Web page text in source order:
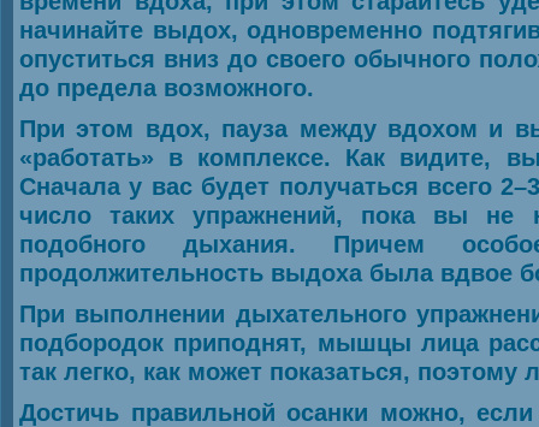
начинайте выдох, одновременно
опуститься вниз до своего обычного
до предела возможного.
При этом вдох, пауза между вдохом и
«работать» в комплексе. Как видите,
Сначала у вас будет получаться всего
число таких упражнений, пока вы не
подобного дыхания. Причем
продолжительность выдоха была вдвое
При выполнении дыхательного
подбородок приподнят, мышцы лица
так легко, как может показаться,
Достичь правильной осанки можно,